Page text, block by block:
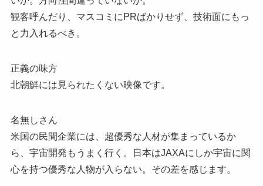
観客呼んだり、マスコミにPRばかりせず、技術面にもっ
と力入れるべき。
正義の味方
北朝鮮には見られたくない映像です。
名無しさん
米国の民間企業には、超優秀な人材が集まっているか
ら、宇宙開発もうまく行く。日本はJAXAにしか宇宙に関
心を持つ優秀な人物が入らない。その差を感じます。